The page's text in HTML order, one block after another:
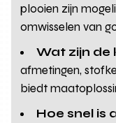
plooien zijn
omwisselen van
Wat zijn de
afmetingen,
biedt
Hoe snel is